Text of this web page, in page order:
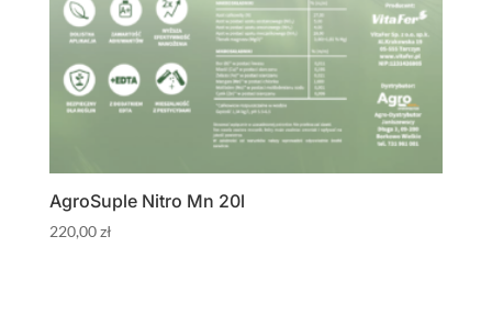
AgroSuple Nitro Mn 20l
220,00zł